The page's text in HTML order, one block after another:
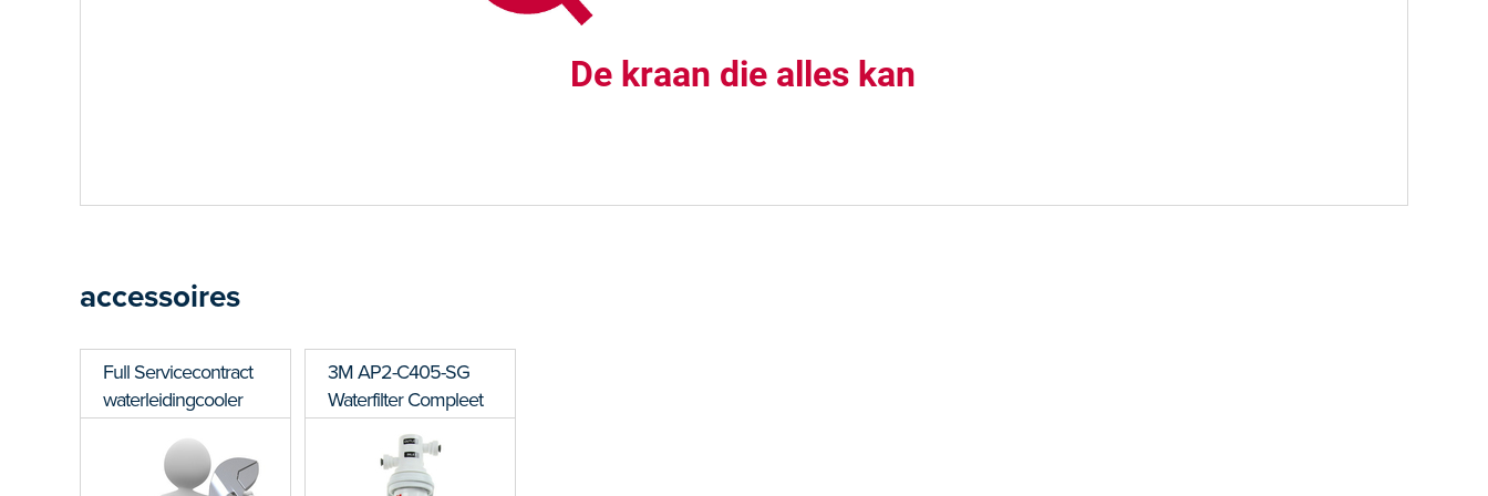
De kraan die alles kan
accessoires
Full Servicecontract
waterleidingcooler
3M AP2-C405-SG
Waterfilter Compleet